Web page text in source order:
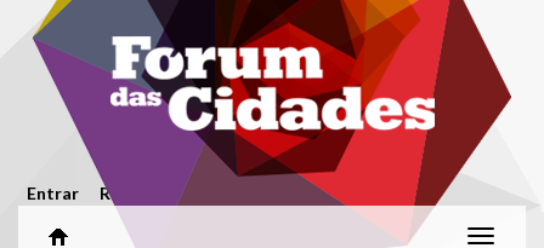
Passar para o conteúdo principal
Menu secundário
Entrar Registar
Alterar